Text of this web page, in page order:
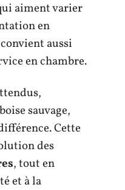
aiment varier
en
aussi
en chambre.
sauvage,
Cette
des
, tout en
et à la